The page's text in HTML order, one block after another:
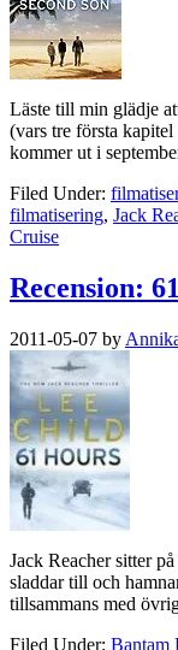
Läste till min glädje
(vars tre första
kommer ut i
Filed Under:
filmatisering, Jack
Cruise
Recension:
2011-05-07 by
Jack Reacher sitter
sladdar till och
tillsammans med
Filed Under: Bantam